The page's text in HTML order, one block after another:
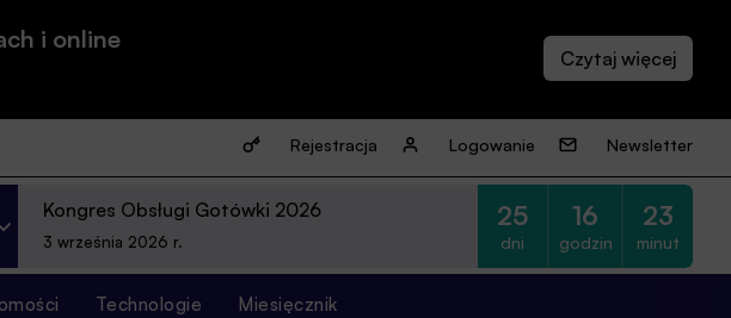
i online
Rejestracja Logowanie Newsletter
Kongres Obsługi Gotówki 2026
3 września 2026 r.
25
dni
16
godzin
23
minut
Technologie Miesięcznik